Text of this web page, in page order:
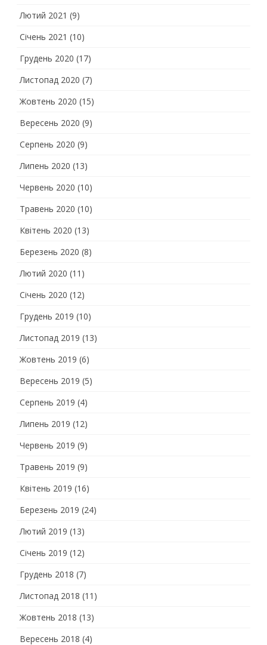
Лютий 2021 (9)
Січень 2021 (10)
Грудень 2020 (17)
Листопад 2020 (7)
Жовтень 2020 (15)
Вересень 2020 (9)
Серпень 2020 (9)
Липень 2020 (13)
Червень 2020 (10)
Травень 2020 (10)
Квітень 2020 (13)
Березень 2020 (8)
Лютий 2020 (11)
Січень 2020 (12)
Грудень 2019 (10)
Листопад 2019 (13)
Жовтень 2019 (6)
Вересень 2019 (5)
Серпень 2019 (4)
Липень 2019 (12)
Червень 2019 (9)
Травень 2019 (9)
Квітень 2019 (16)
Березень 2019 (24)
Лютий 2019 (13)
Січень 2019 (12)
Грудень 2018 (7)
Листопад 2018 (11)
Жовтень 2018 (13)
Вересень 2018 (4)